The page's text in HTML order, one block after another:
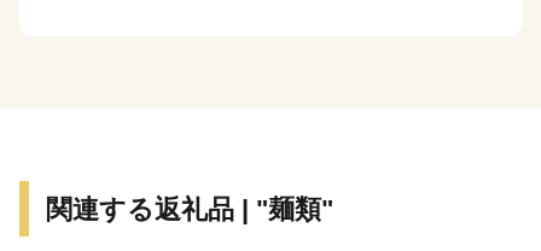
関連する返礼品 | "麺類"